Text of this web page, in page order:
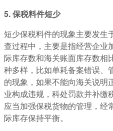
5. 保税料件短少
短少保税料件的现象主要发生
查过程中，主要是指经营企业
际库存数和海关账面库存数相
种多样，比如单耗备案错误、
的现象，如果不能向海关说明
业构成违规，科处罚款并补缴
应当加强保税货物的管理，经
际库存保持平衡。